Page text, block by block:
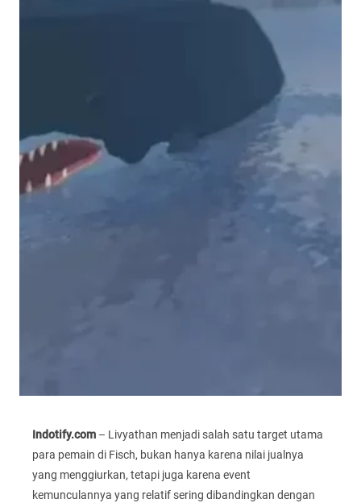
Indotify.com – Livyathan menjadi salah satu target utama
para pemain di Fisch, bukan hanya karena nilai jualnya
yang menggiurkan, tetapi juga karena event
kemunculannya yang relatif sering dibandingkan dengan